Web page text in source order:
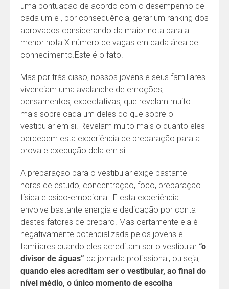
uma pontuação de acordo com o desempenho de
cada um e , por consequência, gerar um ranking dos
aprovados considerando da maior nota para a
menor nota X número de vagas em cada área de
conhecimento.Este é o fato.
Mas por trás disso, nossos jovens e seus familiares
vivenciam uma avalanche de emoções,
pensamentos, expectativas, que revelam muito
mais sobre cada um deles do que sobre o
vestibular em si. Revelam muito mais o quanto eles
percebem esta experiência de preparação para a
prova e execução dela em si.
A preparação para o vestibular exige bastante
horas de estudo, concentração, foco, preparação
física e psico-emocional. E esta experiência
envolve bastante energia e dedicação por conta
destes fatores de preparo. Mas certamente ela é
negativamente potencializada pelos jovens e
familiares quando eles acreditam ser o vestibular “o
divisor de águas” da jornada profissional, ou seja,
quando eles acreditam ser o vestibular, ao final do
nível médio, o único momento de escolha